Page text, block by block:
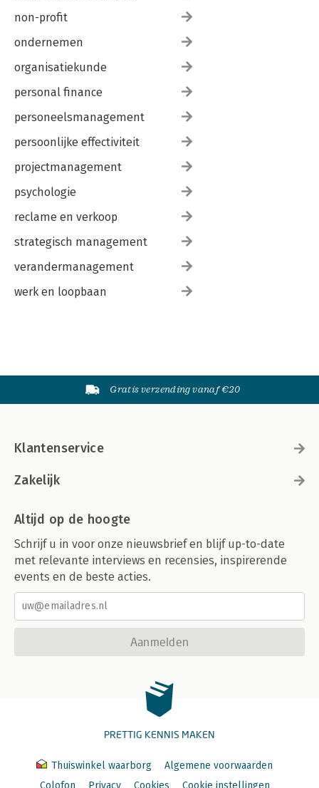
non-profit
ondernemen
organisatiekunde
personal finance
personeelsmanagement
persoonlijke effectiviteit
projectmanagement
psychologie
reclame en verkoop
strategisch management
verandermanagement
werk en loopbaan
Gratis verzending vanaf €20
Klantenservice
Zakelijk
Altijd op de hoogte
Schrijf u in voor onze nieuwsbrief en blijf up-to-date
met relevante interviews en recensies, inspirerende
events en de beste acties.
Aanmelden
PRETTIG KENNIS MAKEN
Thuiswinkel waarborg
Algemene voorwaarden
Colofon
Privacy Cookies Cookie instellingen